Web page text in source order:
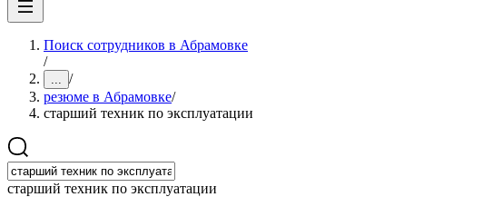
Поиск сотрудников в Абрамовке
/
... /
резюме в Абрамовке/
старший техник по эксплуатации
старший техник по эксплуатации